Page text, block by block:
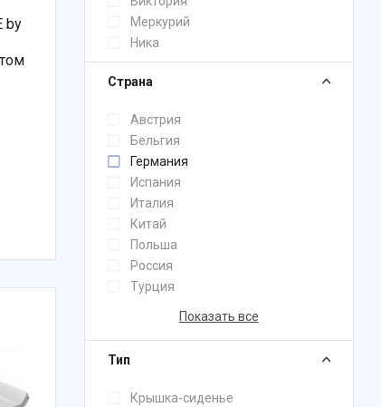
by
Меркурий
Ника
Страна
Австрия
Бельгия
Германия
Испания
Италия
Китай
Польша
Россия
Турция
Показать все
Тип
Крышка-сиденье